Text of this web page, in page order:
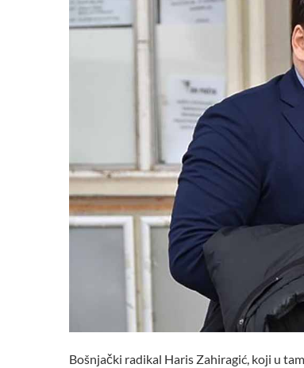
Bošnjački radikal Haris Zahiragić, koji u